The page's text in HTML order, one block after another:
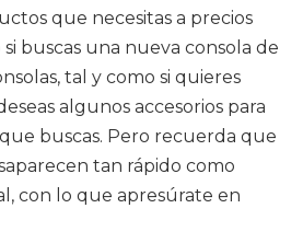
que necesitas a precios
buscas una nueva consola de
tal y como si quieres
algunos accesorios para
buscas. Pero recuerda que
tan rápido como
con lo que apresúrate en